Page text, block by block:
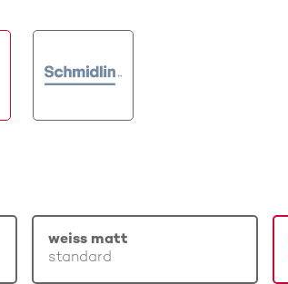
weiss matt
standard